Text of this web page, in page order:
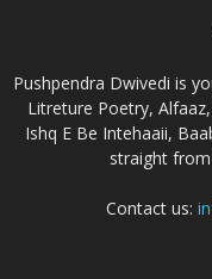
Pushpendra Dwivedi is
Litreture Poetry,
Ishq E Be Intehaaii,
straight
Contact us: